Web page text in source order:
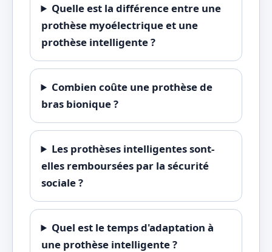
Quelle est la différence entre une
prothèse myoélectrique et une
prothèse intelligente ?
Combien coûte une prothèse de
bras bionique ?
Les prothèses intelligentes sont-
elles remboursées par la sécurité
sociale ?
Quel est le temps d'adaptation à
une prothèse intelligente ?